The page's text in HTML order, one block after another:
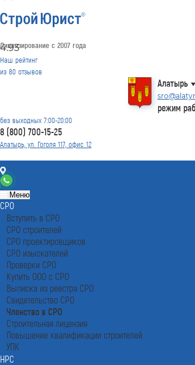
Лицензирование с 2007 года
4.93
Наш рейтинг
из 80 отзывов
Алатырь
режим
без выходных 7:00-20:00
8 (800) 700-15-25
Алатырь, ул. Гоголя 117, офис 12
Контакты
Меню
СРО
Вступить в СРО
СРО строителей
СРО проектировщиков
СРО изыскателей
Проверки СРО
Купить ООО с СРО
Выписка из реестра СРО
Свидетельство СРО
Членство в СРО
Строительная лицензия
Повышение квалификации строителей
УПК
НРС